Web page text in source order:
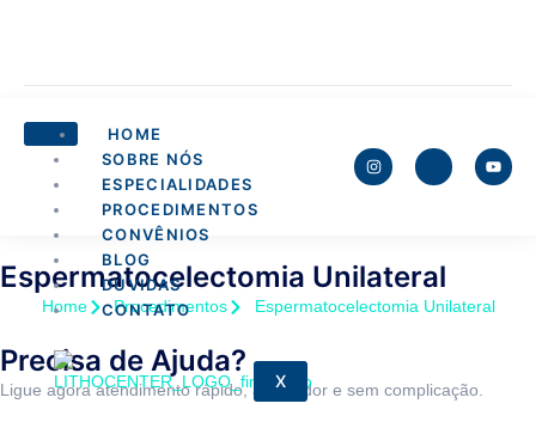
HOME
SOBRE NÓS
ESPECIALIDADES
PROCEDIMENTOS
CONVÊNIOS
BLOG
DÚVIDAS
CONTATO
X
Espermatocelectomia Unilateral
Home Procedimentos Espermatocelectomia Unilateral
Precisa de Ajuda?
Ligue agora atendimento rápido, acolhedor e sem complicação.